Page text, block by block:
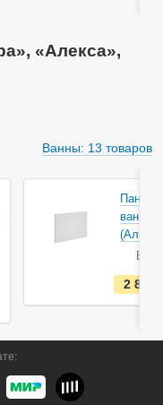
«Алекса»,
Ванны: 13 товаров
ванны
В
2 820